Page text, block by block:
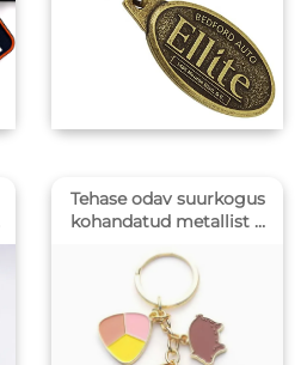
Tehase odav suurkogus
kohandatud metallist v
d märgis, hulgimüük, k
ohandatud tähe kujuline
kõva emaliga võtlerihm